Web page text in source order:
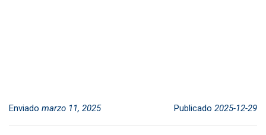
Enviado marzo 11, 2025 Publicado 2025-12-29